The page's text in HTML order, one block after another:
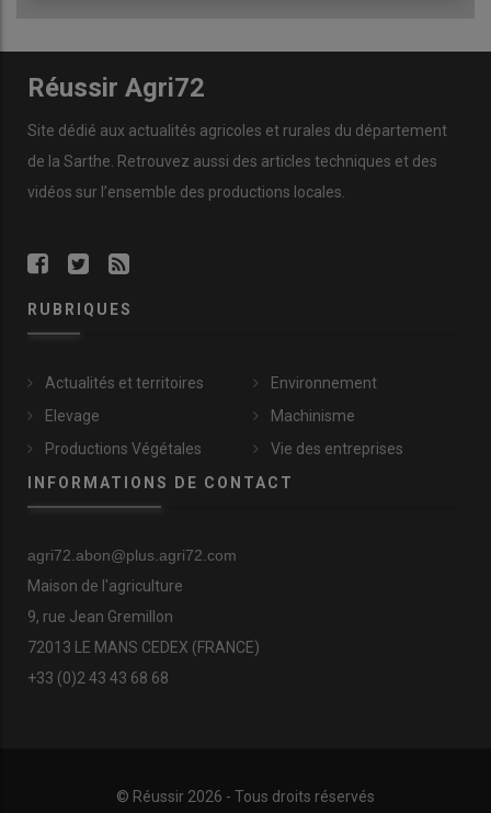
Réussir Agri72
Site dédié aux actualités agricoles et rurales du département
de la Sarthe. Retrouvez aussi des articles techniques et des
vidéos sur l’ensemble des productions locales.
RUBRIQUES
Actualités et territoires
Elevage
Productions Végétales
Environnement
Machinisme
Vie des entreprises
INFORMATIONS DE CONTACT
agri72.abon@plus.agri72.com
Maison de l'agriculture
9, rue Jean Gremillon
72013 LE MANS CEDEX (FRANCE)
+33 (0)2 43 43 68 68
© Réussir 2026 - Tous droits réservés